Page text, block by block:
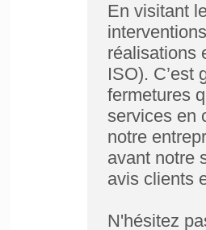
En visitant
réalisations
ISO). C’est
fermetures
services en
notre
avant notre
avis clients
N'hésitez